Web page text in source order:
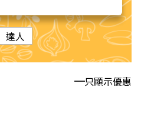
達人
只顯示優惠